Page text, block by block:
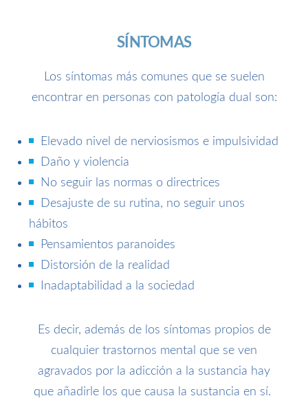
SÍNTOMAS
Los síntomas más comunes que se suelen
encontrar en personas con patología dual son:
Elevado nivel de nerviosismos e impulsividad
Daño y violencia
No seguir las normas o directrices
Desajuste de su rutina, no seguir unos
hábitos
Pensamientos paranoides
Distorsión de la realidad
Inadaptabilidad a la sociedad
Es decir, además de los síntomas propios de
cualquier trastornos mental que se ven
agravados por la adicción a la sustancia hay
que añadirle los que causa la sustancia en sí.